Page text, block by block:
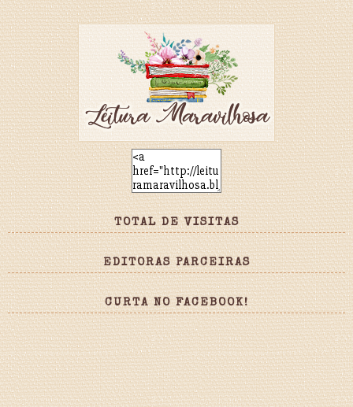
TOTAL DE VISITAS
EDITORAS PARCEIRAS
CURTA NO FACEBOOK!